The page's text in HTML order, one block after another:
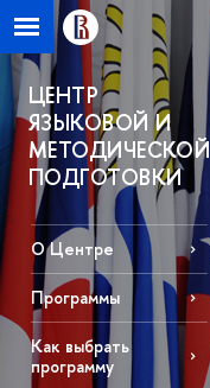
ЦЕНТР
ЯЗЫКОВОЙ И
МЕТОДИЧЕСКОЙ
ПОДГОТОВКИ
О Центре
Программы
Как выбрать
программу